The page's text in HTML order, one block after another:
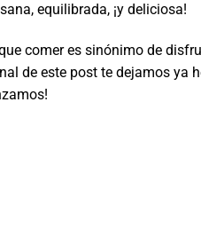
equilibrada, ¡y deliciosa!
comer es sinónimo de
de este post te dejamos ya